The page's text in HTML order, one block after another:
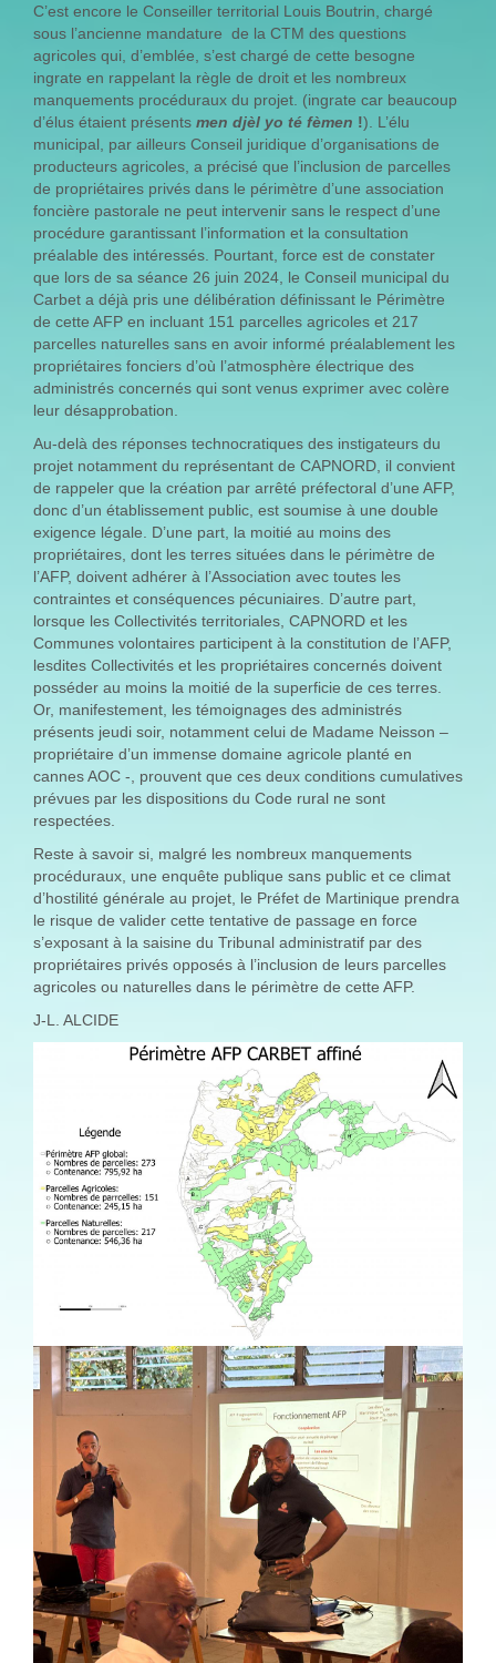
C’est encore le Conseiller territorial Louis Boutrin, chargé
sous l’ancienne mandature de la CTM des questions
agricoles qui, d’emblée, s’est chargé de cette besogne
ingrate en rappelant la règle de droit et les nombreux
manquements procéduraux du projet. (ingrate car beaucoup
d’élus étaient présents men djèl yo té fèmen !). L’élu
municipal, par ailleurs Conseil juridique d’organisations de
producteurs agricoles, a précisé que l’inclusion de parcelles
de propriétaires privés dans le périmètre d’une association
foncière pastorale ne peut intervenir sans le respect d’une
procédure garantissant l’information et la consultation
préalable des intéressés. Pourtant, force est de constater
que lors de sa séance 26 juin 2024, le Conseil municipal du
Carbet a déjà pris une délibération définissant le Périmètre
de cette AFP en incluant 151 parcelles agricoles et 217
parcelles naturelles sans en avoir informé préalablement les
propriétaires fonciers d’où l’atmosphère électrique des
administrés concernés qui sont venus exprimer avec colère
leur désapprobation.
Au-delà des réponses technocratiques des instigateurs du
projet notamment du représentant de CAPNORD, il convient
de rappeler que la création par arrêté préfectoral d’une AFP,
donc d’un établissement public, est soumise à une double
exigence légale. D’une part, la moitié au moins des
propriétaires, dont les terres situées dans le périmètre de
l’AFP, doivent adhérer à l’Association avec toutes les
contraintes et conséquences pécuniaires. D’autre part,
lorsque les Collectivités territoriales, CAPNORD et les
Communes volontaires participent à la constitution de l’AFP,
lesdites Collectivités et les propriétaires concernés doivent
posséder au moins la moitié de la superficie de ces terres.
Or, manifestement, les témoignages des administrés
présents jeudi soir, notamment celui de Madame Neisson –
propriétaire d’un immense domaine agricole planté en
cannes AOC -, prouvent que ces deux conditions cumulatives
prévues par les dispositions du Code rural ne sont
respectées.
Reste à savoir si, malgré les nombreux manquements
procéduraux, une enquête publique sans public et ce climat
d’hostilité générale au projet, le Préfet de Martinique prendra
le risque de valider cette tentative de passage en force
s’exposant à la saisine du Tribunal administratif par des
propriétaires privés opposés à l’inclusion de leurs parcelles
agricoles ou naturelles dans le périmètre de cette AFP.
J-L. ALCIDE